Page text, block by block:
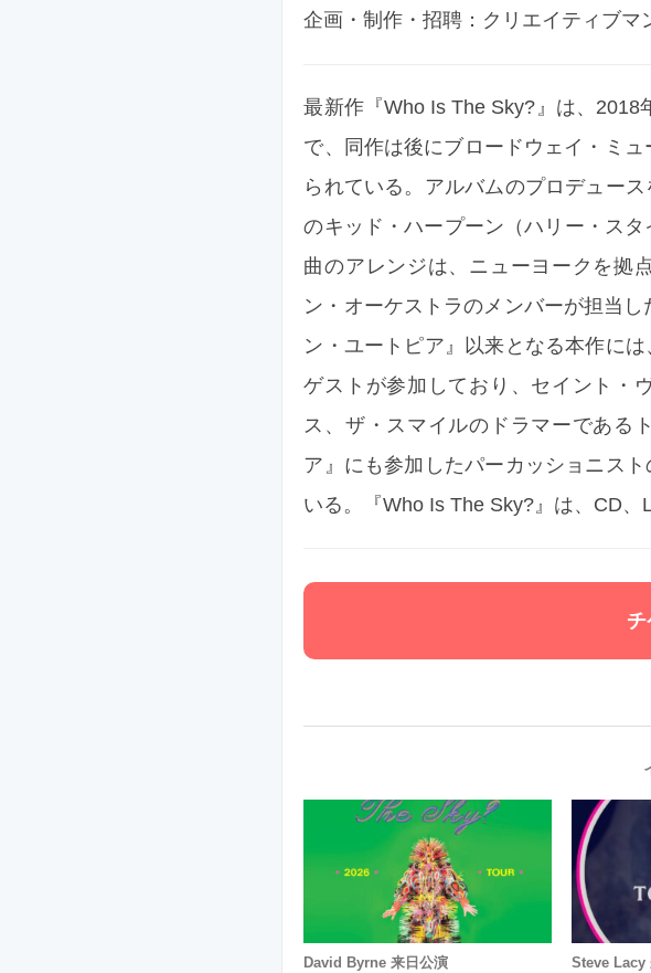
企画・制作・招聘：クリエイティブマ
最新作『Who Is The Sky?』は、
で、同作は後にブロードウェイ・ミ
られている。アルバムのプロデュー
のキッド・ハープーン（ハリー・ス
曲のアレンジは、ニューヨークを拠
ン・オーケストラのメンバーが担当
ン・ユートピア』以来となる本作に
ゲストが参加しており、セイント・
ス、ザ・スマイルのドラマーである
ア』にも参加したパーカッショニス
いる。『Who Is The Sky?』は、CD、
David Byrne 来日公演 Steve Lacy